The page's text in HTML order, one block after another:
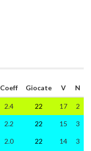
Coeff Giocate V N
2.4 22 17 2
2.2 22 15 3
2.0 22 14 3